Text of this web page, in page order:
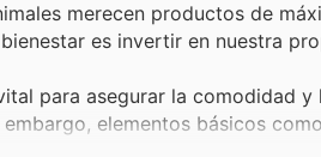
merecen productos de
es invertir en nuestra
para asegurar la comodidad y
elementos básicos